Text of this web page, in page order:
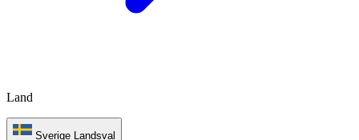
Land
Sverige Landsval